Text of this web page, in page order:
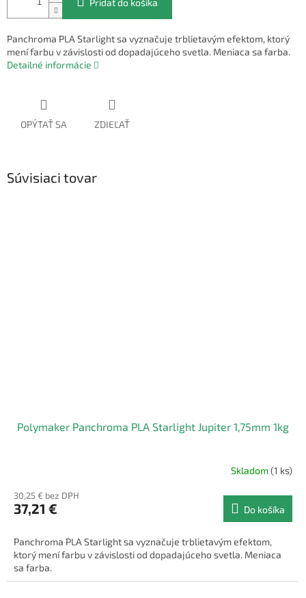
Pridať do košíka
Panchroma PLA Starlight sa vyznačuje trblietavým efektom, ktorý
mení farbu v závislosti od dopadajúceho svetla. Meniaca sa farba.
Detailné informácie
OPÝTAŤ SA ZDIEĽAŤ
Súvisiaci tovar
Polymaker Panchroma PLA Starlight Jupiter 1,75mm 1kg
Skladom(1 ks)
30,25 € bez DPH
37,21 € Do košíka
Panchroma PLA Starlight sa vyznačuje trblietavým efektom,
ktorý mení farbu v závislosti od dopadajúceho svetla. Meniaca
sa farba.